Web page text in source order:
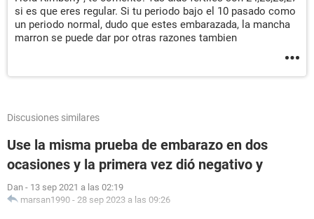
si es que eres regular. Si tu periodo bajo el 10 pasado como
un periodo normal, dudo que estes embarazada, la mancha
marron se puede dar por otras razones tambien
Discusiones similares
Use la misma prueba de embarazo en dos
ocasiones y la primera vez dió negativo y
Dan - 13 sep 2021 a las 02:19
marsan1990 - 28 sep 2023 a las 09:26